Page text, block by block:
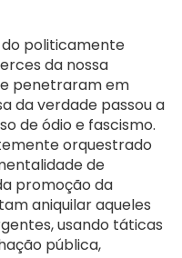
politicamente
da nossa
penetraram em
da verdade passou a
de ódio e fascismo.
orquestrado
de
promoção da
aniquilar aqueles
usando táticas
pública,